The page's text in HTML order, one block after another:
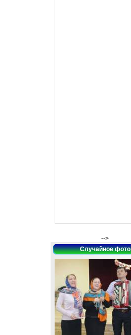
-->
Случайное фото